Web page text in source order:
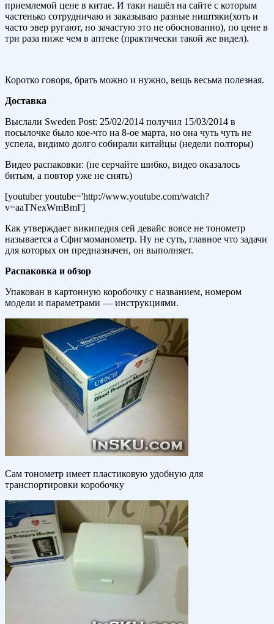
приемлемой цене в китае. И таки нашёл на сайте с которым
частенько сотрудничаю и заказываю разные ништяки(хоть и
часто эвер ругают, но зачастую это не обоснованно), по цене в
три раза ниже чем в аптеке (практически такой же видел).
Коротко говоря, брать можно и нужно, вещь весьма полезная.
Доставка
Выслали Sweden Post: 25/02/2014 получил 15/03/2014 в
посылочке было кое-что на 8-ое марта, но она чуть чуть не
успела, видимо долго собирали китайцы (недели полторы)
Видео распаковки: (не серчайте шибко, видео оказалось
битым, а повтор уже не снять)
[youtuber youtube='http://www.youtube.com/watch?
v=aaTNexWmBmI']
Как утверждает википедия сей девайс вовсе не тонометр
называется а Сфигмоманометр. Ну не суть, главное что задачи
для которых он предназначен, он выполняет.
Распаковка и обзор
Упакован в картонную коробочку с названием, номером
модели и параметрами — инструкциями.
Сам тонометр имеет пластиковую удобную для
транспортировки коробочку